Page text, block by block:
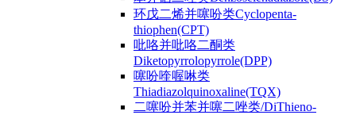
环戊二烯并噻吩类Cyclopenta-
thiophen(CPT)
吡咯并吡咯二酮类
Diketopyrrolopyrrole(DPP)
噻吩喹喔啉类
Thiadiazolquinoxaline(TQX)
二噻吩并苯并噻二唑类/DiThieno-